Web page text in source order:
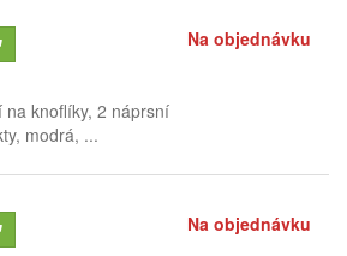
Na objednávku
na knoflíky, 2 náprsní
modrá, ...
Na objednávku